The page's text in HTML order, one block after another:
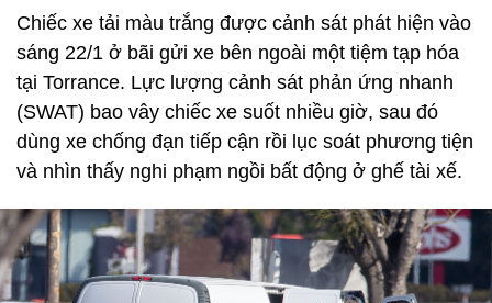
Chiếc xe tải màu trắng được cảnh sát phát hiện vào
sáng 22/1 ở bãi gửi xe bên ngoài một tiệm tạp hóa
tại Torrance. Lực lượng cảnh sát phản ứng nhanh
(SWAT) bao vây chiếc xe suốt nhiều giờ, sau đó
dùng xe chống đạn tiếp cận rồi lục soát phương tiện
và nhìn thấy nghi phạm ngồi bất động ở ghế tài xế.